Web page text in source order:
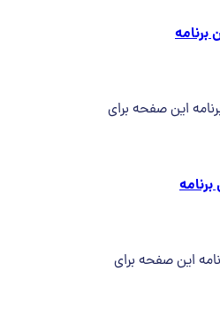
این صفحه برای
این صفحه برای